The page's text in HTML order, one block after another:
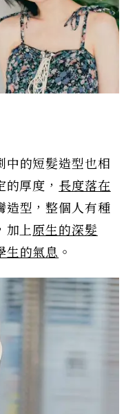
中的短髮造型也相
厚度， 長度落在
造型，整個人有種
加上原生的深髮
生的氣息 。